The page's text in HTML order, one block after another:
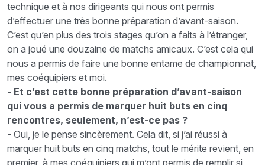
technique et à nos dirigeants qui nous ont permis
d’effectuer une très bonne préparation d’avant-saison.
C’est qu’en plus des trois stages qu’on a faits à l’étranger,
on a joué une douzaine de matchs amicaux. C’est cela qui
nous a permis de faire une bonne entame de championnat,
mes coéquipiers et moi.
- Et c’est cette bonne préparation d’avant-saison
qui vous a permis de marquer huit buts en cinq
rencontres, seulement, n’est-ce pas ?
- Oui, je le pense sincèrement. Cela dit, si j’ai réussi à
marquer huit buts en cinq matchs, tout le mérite revient, en
premier, à mes coéquipiers qui m’ont permis de remplir si